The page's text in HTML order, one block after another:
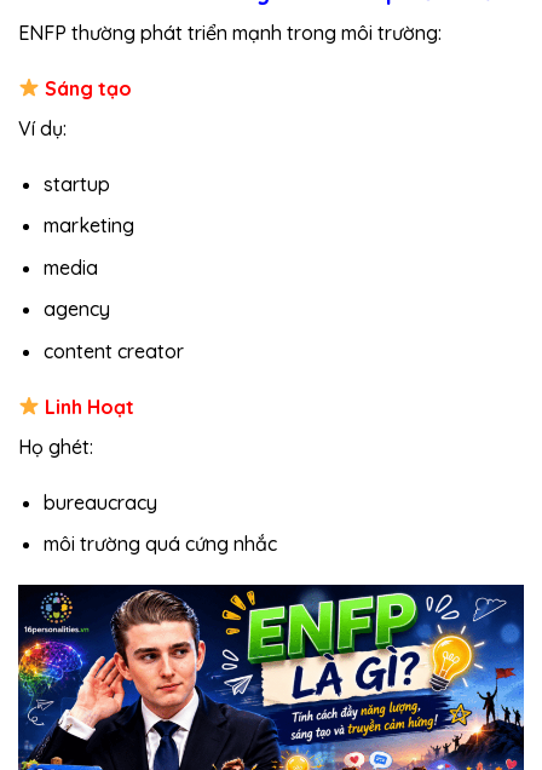
ENFP thường phát triển mạnh trong môi trường:
Sáng tạo
Ví dụ:
startup
marketing
media
agency
content creator
Linh Hoạt
Họ ghét:
bureaucracy
môi trường quá cứng nhắc